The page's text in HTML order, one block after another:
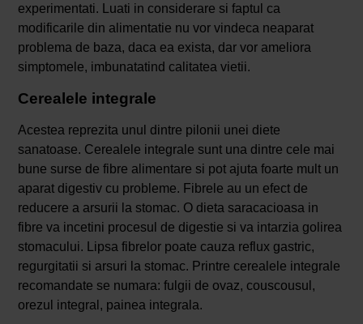
experimentati. Luati in considerare si faptul ca
modificarile din alimentatie nu vor vindeca neaparat
problema de baza, daca ea exista, dar vor ameliora
simptomele, imbunatatind calitatea vietii.
Cerealele integrale
Acestea reprezita unul dintre pilonii unei diete
sanatoase. Cerealele integrale sunt una dintre cele mai
bune surse de fibre alimentare si pot ajuta foarte mult un
aparat digestiv cu probleme. Fibrele au un efect de
reducere a arsurii la stomac. O dieta saracacioasa in
fibre va incetini procesul de digestie si va intarzia golirea
stomacului. Lipsa fibrelor poate cauza reflux gastric,
regurgitatii si arsuri la stomac. Printre cerealele integrale
recomandate se numara: fulgii de ovaz, couscousul,
orezul integral, painea integrala.